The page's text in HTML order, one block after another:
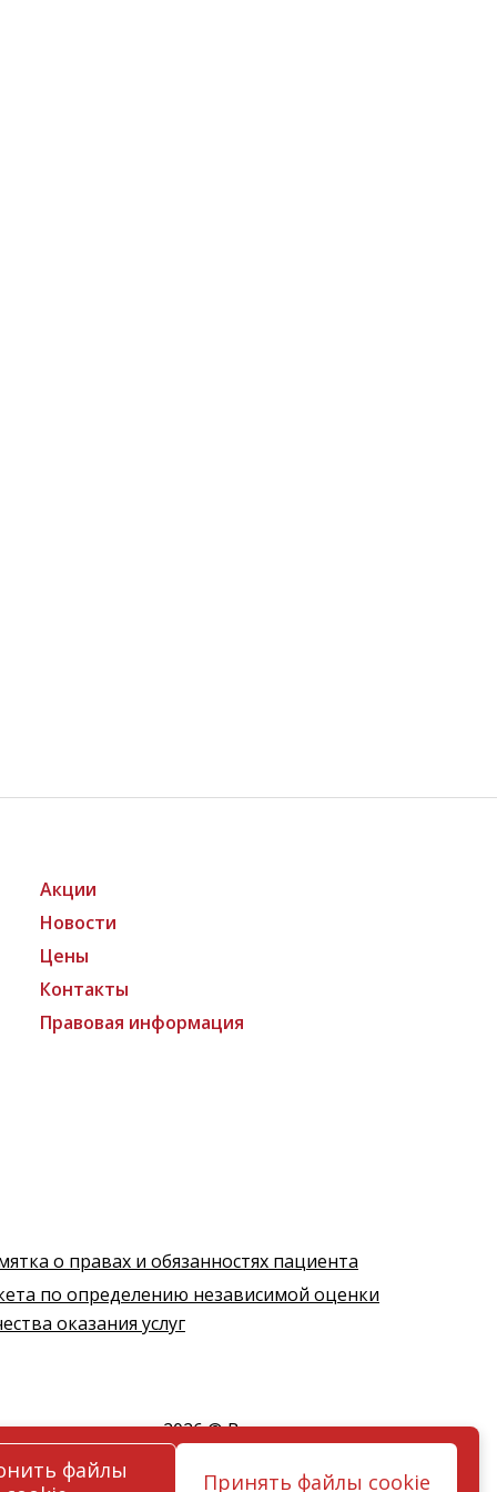
Акции
Новости
Цены
Контакты
Правовая информация
о правах и обязанностях пациента
по определению независимой оценки
оказания услуг
2026 © Все права защищены
файлы
Принять файлы cookie